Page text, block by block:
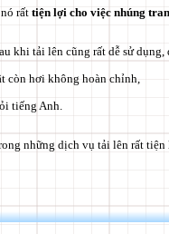
rấttiện lợi cho việc nhúng
khi tải lên cũng rất dễ sử dụng,
còn hơi không hoàn chỉnh,
tiếng Anh
những dịch vụ tải lên rất tiện